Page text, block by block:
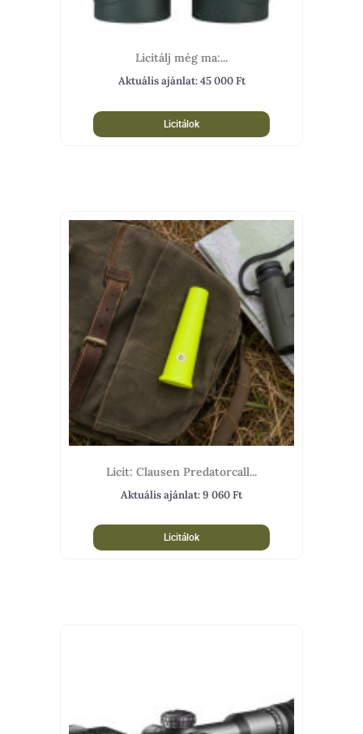
Licitálj még ma:...
Aktuális ajánlat:45 000Ft
Licitálok
Licit: Clausen Predatorcall...
Aktuális ajánlat:9 060Ft
Licitálok